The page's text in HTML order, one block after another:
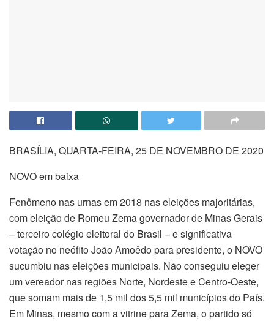
BRASÍLIA, QUARTA-FEIRA, 25 DE NOVEMBRO DE 2020
NOVO em baixa
Fenômeno nas urnas em 2018 nas eleições majoritárias,
com eleição de Romeu Zema governador de Minas Gerais
– terceiro colégio eleitoral do Brasil – e significativa
votação no neófito João Amoêdo para presidente, o NOVO
sucumbiu nas eleições municipais. Não conseguiu eleger
um vereador nas regiões Norte, Nordeste e Centro-Oeste,
que somam mais de 1,5 mil dos 5,5 mil municípios do País.
Em Minas, mesmo com a vitrine para Zema, o partido só